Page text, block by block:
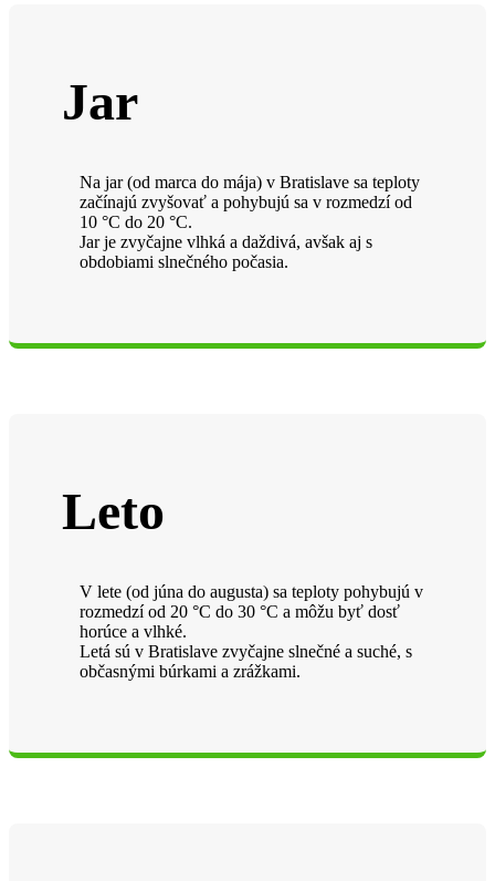
Jar
Na jar (od marca do mája) v Bratislave sa teploty
začínajú zvyšovať a pohybujú sa v rozmedzí od
10 °C do 20 °C.
Jar je zvyčajne vlhká a daždivá, avšak aj s
obdobiami slnečného počasia.
Leto
V lete (od júna do augusta) sa teploty pohybujú v
rozmedzí od 20 °C do 30 °C a môžu byť dosť
horúce a vlhké.
Letá sú v Bratislave zvyčajne slnečné a suché, s
občasnými búrkami a zrážkami.